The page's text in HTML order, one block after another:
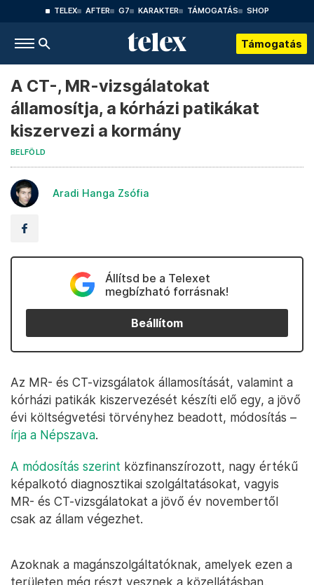
TELEX AFTER G7 KARAKTER TÁMOGATÁS SHOP
Támogatás
A CT-, MR-vizsgálatokat
államosítja, a kórházi patikákat
kiszervezi a kormány
BELFÖLD
Aradi Hanga Zsófia
Állítsd be a Telexet
megbízható forrásnak!
Beállítom
Az MR- és CT-vizsgálatok államosítását, valamint a
kórházi patikák kiszervezését készíti elő egy, a jövő
évi költségvetési törvényhez beadott, módosítás –
írja a Népszava.
A módosítás szerint közfinanszírozott, nagy értékű
képalkotó diagnosztikai szolgáltatásokat, vagyis
MR- és CT-vizsgálatokat a jövő év novembertől
csak az állam végezhet.
Azoknak a magánszolgáltatóknak, amelyek ezen a
területen még részt vesznek a közellátásban,